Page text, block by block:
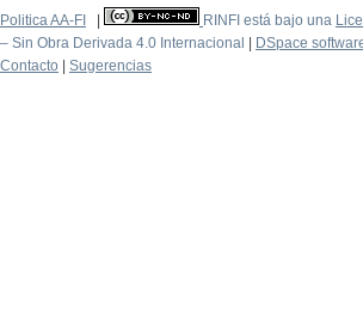
Politica AA-FI RINFI está bajo una
– Sin Obra Derivada 4.0 Internacional
DSpace
Contacto
Sugerencias